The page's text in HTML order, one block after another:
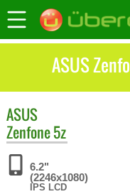
ASUS
ASUS
Zenfone 5z
6.2"
(2246x1080)
IPS LCD